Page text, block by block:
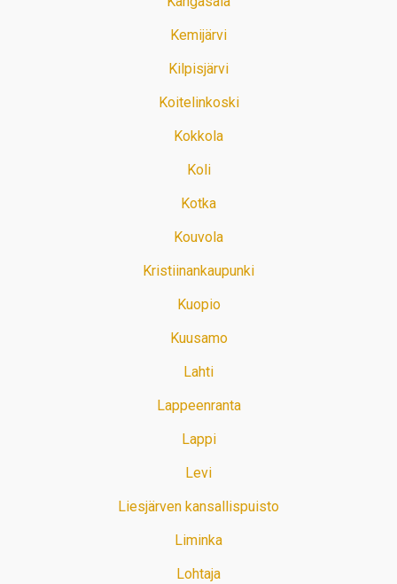
Kemijärvi
Kilpisjärvi
Koitelinkoski
Kokkola
Koli
Kotka
Kouvola
Kristiinankaupunki
Kuopio
Kuusamo
Lahti
Lappeenranta
Lappi
Levi
Liesjärven kansallispuisto
Liminka
Lohtaja